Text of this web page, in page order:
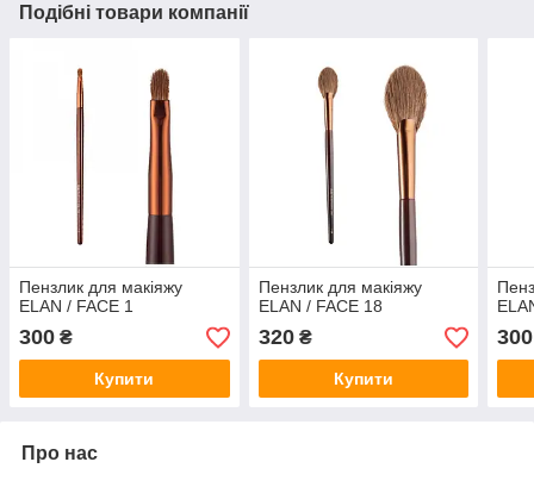
Подібні товари компанії
Пензлик для макіяжу
ELAN / FACE 1
300 ₴
Купити
Пензлик для макіяжу
ELAN / FACE 18
320₴
Купити
300
Про нас